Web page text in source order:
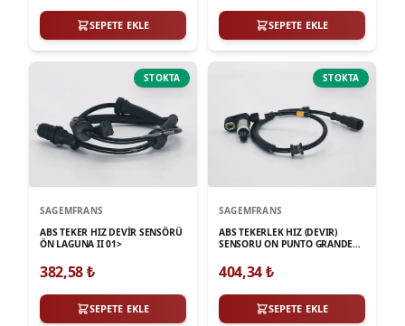
SEPETE EKLE SEPETE EKLE
STOKTA
SAGEMFRANS
ABS TEKER HIZ DEVİR SENSÖRÜ
ÖN LAGUNA II 01>
382,58₺
SEPETE EKLE
STOKTA
SAGEMFRANS
ABS TEKERLEK HIZ (DEVIR)
SENSORU ON PUNTO GRANDE
CORSA C D E ALFA ROMEO MITO
404,34₺
SEPETE EKLE